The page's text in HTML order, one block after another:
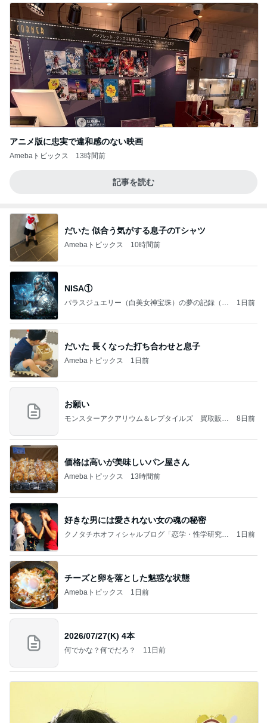
アニメ版に忠実で違和感のない映画
Amebaトピックス 13時間前
記事を読む
だいた 似合う気がする息子のTシャツ
Amebaトピックス 10時間前
NISA①
パラスジュエリー（白美女神宝珠）の夢の記録（続
1日前
だいた 長くなった打ち合わせと息子
Amebaトピックス 1日前
お願い
モンスターアクアリウム＆レプタイルズ 買取販売
8日前
価格は高いが美味しいパン屋さん
Amebaトピックス 13時間前
好きな男には愛されない女の魂の秘密
クノタチホオフィシャルブログ「恋学・性学研究
1日前
チーズと卵を落とした魅惑な状態
Amebaトピックス 1日前
2026/07/27(K) 4本
何でかな？何でだろ？ 11日前